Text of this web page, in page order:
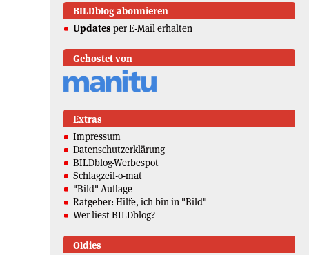
BILDblog abonnieren
Updates per E-Mail erhalten
Gehostet von
Extras
Impressum
Datenschutzerklärung
BILDblog-Werbespot
Schlagzeil-o-mat
"Bild"-Auflage
Ratgeber: Hilfe, ich bin in "Bild"
Wer liest BILDblog?
Oldies